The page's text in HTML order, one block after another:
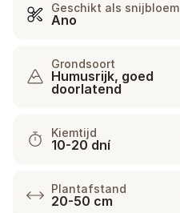
Geschikt als snijbloem
Ano
Grondsoort
Humusrijk, goed
doorlatend
Kiemtijd
10-20 dní
Plantafstand
20-50 cm